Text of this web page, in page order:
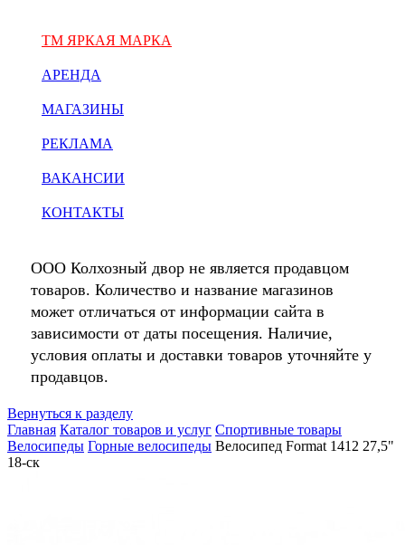
ТМ ЯРКАЯ МАРКА
АРЕНДА
МАГАЗИНЫ
РЕКЛАМА
ВАКАНСИИ
КОНТАКТЫ
ООО Колхозный двор не является продавцом
товаров. Количество и название магазинов
может отличаться от информации сайта в
зависимости от даты посещения. Наличие,
условия оплаты и доставки товаров уточняйте у
продавцов.
Вернуться к разделу
Главная Каталог товаров и услуг Спортивные товары
Велосипеды Горные велосипеды Велосипед Format 1412 27,5"
18-ск